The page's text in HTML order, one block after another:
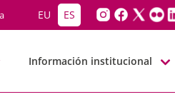
EU ES
Información institucional